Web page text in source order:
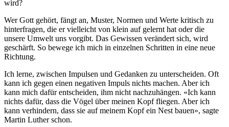
wird?
Wer Gott gehört, fängt an, Muster, Normen und Werte kritisch zu
hinterfragen, die er vielleicht von klein auf gelernt hat oder die
unsere Umwelt uns vorgibt. Das Gewissen verändert sich, wird
geschärft. So bewege ich mich in einzelnen Schritten in eine neue
Richtung.
Ich lerne, zwischen Impulsen und Gedanken zu unterscheiden. Oft
kann ich gegen einen negativen Impuls nichts machen. Aber ich
kann mich dafür entscheiden, ihm nicht nachzuhängen. «Ich kann
nichts dafür, dass die Vögel über meinen Kopf fliegen. Aber ich
kann verhindern, dass sie auf meinem Kopf ein Nest bauen», sagte
Martin Luther schon.